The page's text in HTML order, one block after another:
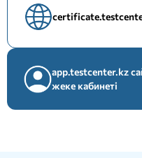
app.testcenter.kz
жеке кабинеті